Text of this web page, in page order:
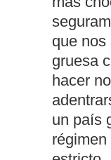
que nos
gruesa
hacer
un país